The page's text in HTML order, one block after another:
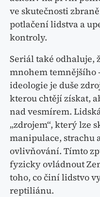
ve skutečnosti
potlačení lidstva a
kontroly.
Seriál také odhaluje,
mnohem temnějšího
ideologie je duše
kterou chtějí získat,
nad vesmírem.
„zdrojem“, který lze
manipulace, strachu
ovlivňování. Tímto
fyzicky ovládnout
toho, co činí lidstvo
reptiliánu.